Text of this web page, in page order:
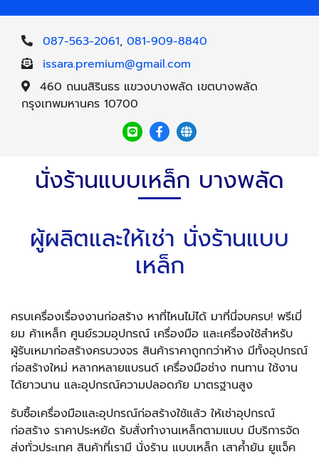
087-563-2061, 081-909-8840
issara.premium@gmail.com
460 ถนนสิรินธร แขวงบางพลัด เขตบางพลัด
กรุงเทพมหานคร 10700
นั่งร้านแบบเหล็ก บางพลัด
ผู้ผลิตและให้เช่า นั่งร้านแบบ
เหล็ก
ครบเครื่องเรื่องงานก่อสร้าง หาที่ไหนไม่ได้ มาที่นี่จบครบ! พรีเมี่
ยม ค้าเหล็ก ศูนย์รวมอุปกรณ์ เครื่องมือ และเครื่องใช้สำหรับ
ผู้รับเหมาก่อสร้างครบวงจร สินค้าราคาถูกกว่าห้าง มีทั้งอุปกรณ์
ก่อสร้างใหม่ หลากหลายแบรนด์ เครื่องมือช่าง ทนทาน ใช้งาน
ได้ยาวนาน และอุปกรณ์ความปลอดภัย มาตรฐานสูง
รับซื้อเครื่องมือและอุปกรณ์ก่อสร้างใช้แล้ว ให้เช่าอุปกรณ์
ก่อสร้าง ราคาประหยัด รับสั่งทำงานเหล็กตามแบบ มีบริการจัด
ส่งทั่วประเทศ สินค้าที่เรามี นั่งร้าน แบบเหล็ก เสาค้ำยัน ยูแจ็ค